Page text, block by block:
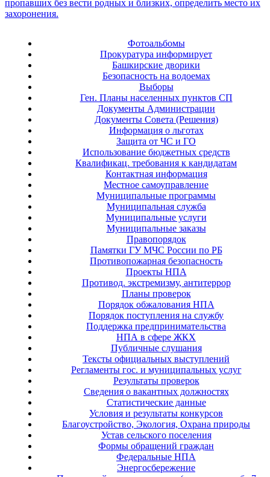
Фотоальбомы
Прокуратура информирует
Башкирские дворики
Безопасность на водоемах
Выборы
Ген. Планы населенных пунктов СП
Документы Администрации
Документы Совета (Решения)
Информация о льготах
Защита от ЧС и ГО
Использование бюджетных средств
Квалификац. требования к кандидатам
Контактная информация
Местное самоуправление
Муниципальные программы
Муниципальная служба
Муниципальные услуги
Муниципальные заказы
Правопорядок
Памятки ГУ МЧС России по РБ
Противопожарная безопасность
Проекты НПА
Противод. экстремизму, антитеррор
Планы проверок
Порядок обжалования НПА
Порядок поступления на службу
Поддержка предпринимательства
НПА в сфере ЖКХ
Публичные слушания
Тексты официальных выступлений
Регламенты гос. и муниципальных услуг
Результаты проверок
Сведения о вакантных должностях
Статистические данные
Условия и результаты конкурсов
Благоустройство, Экология, Охрана природы
Устав сельского поселения
Формы обращений граждан
Федеральные НПА
Энергосбережение